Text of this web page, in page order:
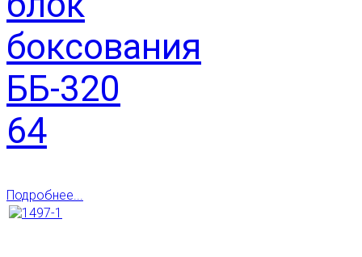
боксования
ББ-320
64
Подробнее...